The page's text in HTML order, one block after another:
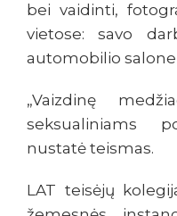
bei vaidinti,
vietose: savo
automobilio salone
„Vaizdinę
seksualiniams
nustatė teismas.
LAT teisėjų